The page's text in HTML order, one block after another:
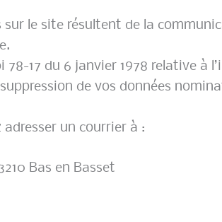
sur le site résultent de la
78-17 du 6 janvier 1978 relative à
de vos données
un courrier à :
Bas en Basset